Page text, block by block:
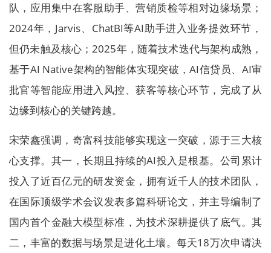
队，应用集中在客服助手、营销质检等相对边缘场景；
2024年，Jarvis、ChatBI等AI助手进入业务提效环节，
但仍未触及核心；2025年，随着技术迭代与架构成熟，
基于AI Native架构的智能体实现突破，AI信贷员、AI审
批官等智能应用进入风控、获客等核心环节，完成了从
边缘到核心的关键跨越。
宋荣鑫强调，奇富科技能够实现这一突破，源于三大核
心支撑。其一，长期且持续的AI投入是根基。公司累计
投入了近百亿元的研发资金，拥有近千人的技术团队，
在国际顶级学术会议发表多篇科研论文，并主导编制了
国内首个金融大模型标准，为技术深耕提供了底气。其
二，丰富的数据与场景是进化土壤。每天18万次申请决